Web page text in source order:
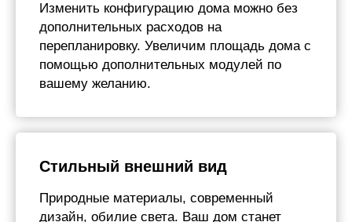
Изменить конфигурацию дома можно без
дополнительных расходов на
перепланировку. Увеличим площадь дома с
помощью дополнительных модулей по
вашему желанию.
Стильный внешний вид
Природные материалы, современный
дизайн, обилие света. Ваш дом станет
наши социальные
актуальных новостей о